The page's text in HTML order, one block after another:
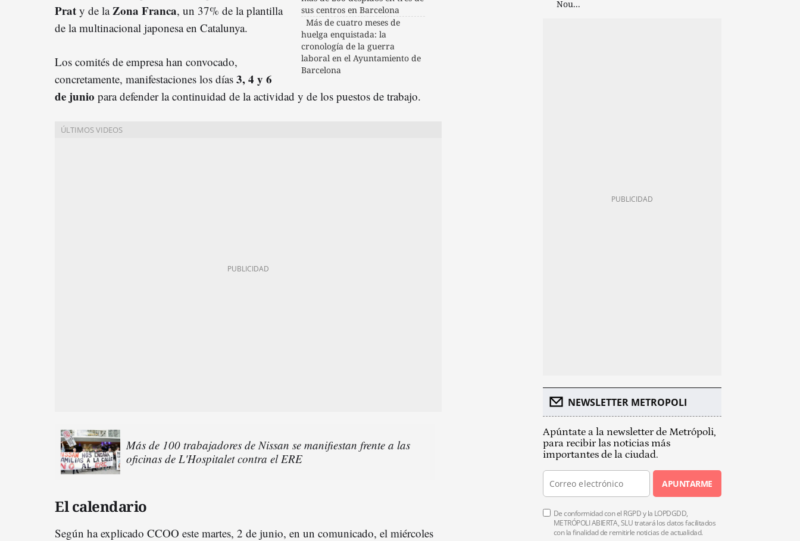
sus centros en Barcelona
Más de cuatro meses de
huelga enquistada: la
cronología de la guerra
laboral en el Ayuntamiento de
Barcelona
Prat y de laZona Franca, un 37% de la plantilla
de la multinacional japonesa en Catalunya.
Los comités de empresa han convocado,
concretamente, manifestaciones los días 3, 4 y 6
de junio para defender la continuidad de la actividad y de los puestos de trabajo.
Más de 100 trabajadores de Nissan se manifiestan frente a las
oficinas de L'Hospitalet contra el ERE
El calendario
Según ha explicado CCOO este martes, 2 de junio, en un comunicado, el miércoles
Nou...
NEWSLETTER METROPOLI
Apúntate a la newsletter de Metrópoli,
para recibir las noticias más
importantes de la ciudad.
APUNTARME
De conformidad con el RGPD y la LOPDGDD,
METRÓPOLI ABIERTA, SLU tratará los datos facilitados
con la finalidad de remitirle noticias de actualidad.